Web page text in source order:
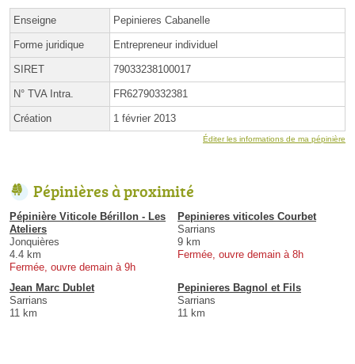
Enseigne Pepinieres Cabanelle
Forme juridique Entrepreneur individuel
SIRET 79033238100017
N° TVA Intra. FR62790332381
Création 1 février 2013
Éditer les informations de ma pépinière
Pépinières à proximité
Pépinière Viticole Bérillon - Les
Ateliers
Jonquières
4.4 km
Fermée, ouvre demain à 9h
Pepinieres viticoles Courbet
Sarrians
9 km
Fermée, ouvre demain à 8h
Jean Marc Dublet
Sarrians
11 km
Pepinieres Bagnol et Fils
Sarrians
11 km